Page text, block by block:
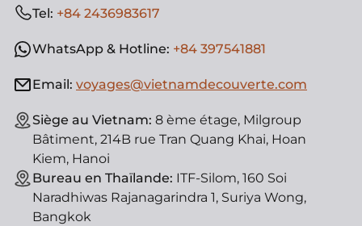
Tel: +84 2436983617
WhatsApp & Hotline: +84 397541881
Email: voyages@vietnamdecouverte.com
Siège au Vietnam: 8 ème étage, Milgroup
Bâtiment, 214B rue Tran Quang Khai, Hoan
Kiem, Hanoi
Bureau en Thaïlande: ITF-Silom, 160 Soi
Naradhiwas Rajanagarindra 1, Suriya Wong,
Bangkok